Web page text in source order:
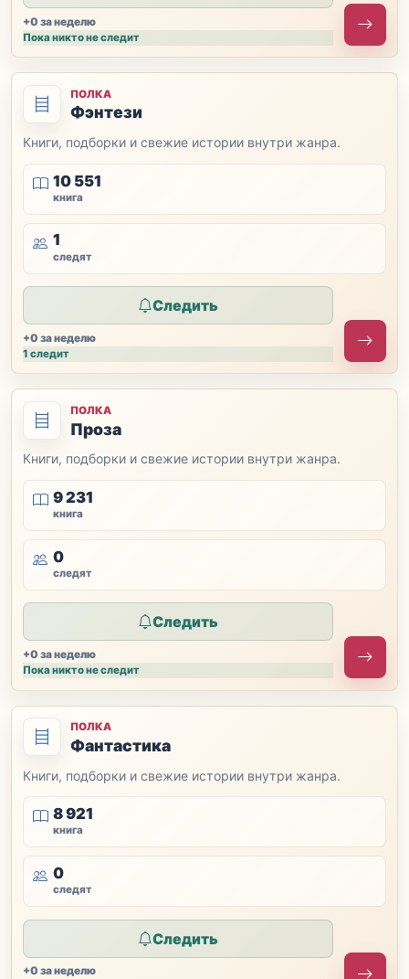
+0 за неделю
Пока никто не следит
ПОЛКА
Фэнтези
Книги, подборки и свежие истории внутри жанра.
10 551
книга
1
следят
Следить
+0 за неделю
1 следит
ПОЛКА
Проза
Книги, подборки и свежие истории внутри жанра.
9 231
книга
0
следят
Следить
+0 за неделю
Пока никто не следит
ПОЛКА
Фантастика
Книги, подборки и свежие истории внутри жанра.
8 921
книга
0
следят
Следить
+0 за неделю